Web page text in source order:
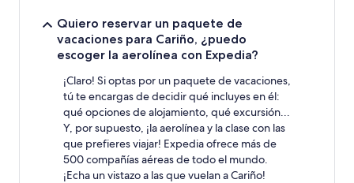
Quiero reservar un paquete de
vacaciones para Cariño, ¿puedo
escoger la aerolínea con Expedia?
¡Claro! Si optas por un paquete de vacaciones,
tú te encargas de decidir qué incluyes en él:
qué opciones de alojamiento, qué excursión...
Y, por supuesto, ¡la aerolínea y la clase con las
que prefieres viajar! Expedia ofrece más de
500 compañías aéreas de todo el mundo.
¡Echa un vistazo a las que vuelan a Cariño!